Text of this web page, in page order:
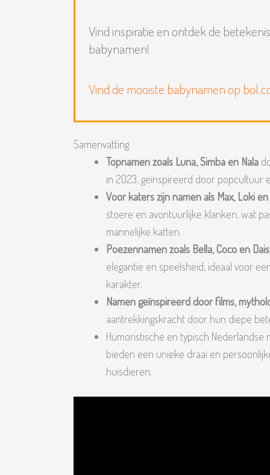
Vind inspiratie en ontdek de
babynamen!
Vind de mooiste babynamen op
Samenvatting
Topnamen zoals Luna, Simba en Nala
in 2023, geïnspireerd door popcultuur
Voor katers zijn namen als Max, Loki
stoere en avontuurlijke klanken, wat
mannelijke katten.
Poezennamen zoals Bella, Coco en
elegantie en speelsheid, ideaal voor
karakter.
Namen geïnspireerd door films,
aantrekkingskracht door hun diepe
Humoristische en typisch Nederlandse
bieden een unieke draai en
huisdieren.